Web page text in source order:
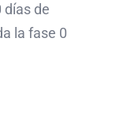
días de
la fase 0